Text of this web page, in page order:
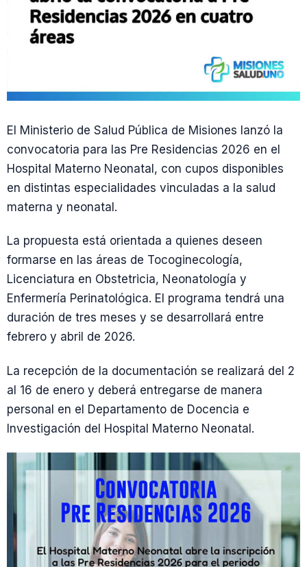
El Ministerio de Salud Pública de Misiones lanzó la
convocatoria para las Pre Residencias 2026 en el
Hospital Materno Neonatal, con cupos disponibles
en distintas especialidades vinculadas a la salud
materna y neonatal.
La propuesta está orientada a quienes deseen
formarse en las áreas de Tocoginecología,
Licenciatura en Obstetricia, Neonatología y
Enfermería Perinatológica. El programa tendrá una
duración de tres meses y se desarrollará entre
febrero y abril de 2026.
La recepción de la documentación se realizará del 2
al 16 de enero y deberá entregarse de manera
personal en el Departamento de Docencia e
Investigación del Hospital Materno Neonatal.